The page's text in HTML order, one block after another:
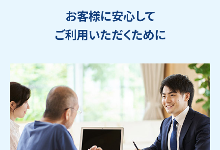
お客様に安心して
ご利用いただくために